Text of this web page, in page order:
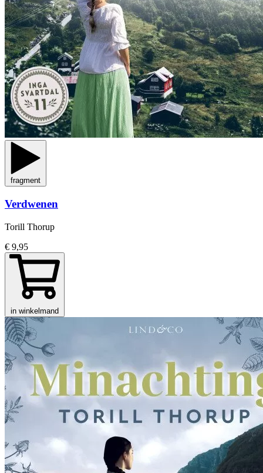
fragment
Verdwenen
Torill Thorup
€ 9,95
in winkelmand